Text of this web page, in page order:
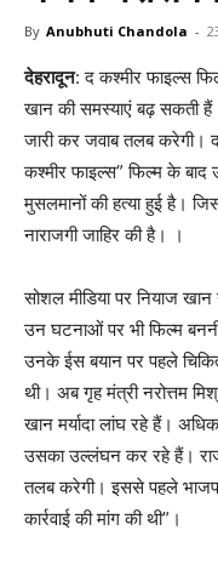
By Anubhuti Chandola -
देहरादून: द कश्मीर फाइल्स
खान की समस्याएं बढ़ सकती हैं।
जारी कर जवाब तलब करेगी।
कश्मीर फाइल्स” फिल्म के
मुसलमानों की हत्या हुई है।
नाराजगी जाहिर की है। ।
सोशल मीडिया पर नियाज
उन घटनाओं पर भी फिल्म
उनके ईस बयान पर पहले
थी। अब गृह मंत्री नरोत्तम
खान मर्यादा लांघ रहे हैं।
उसका उल्लंघन कर रहे हैं।
तलब करेगी। इससे पहले भाजपा
कार्रवाई की मांग की थी”।